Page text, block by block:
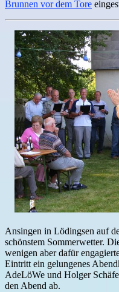
Brunnen vor dem Tore
Ansingen in Lödingsen auf
schönstem Sommerwetter.
wenigen aber dafür
Eintritt ein gelungenes
AdeLöWe und Holger
den Abend ab.